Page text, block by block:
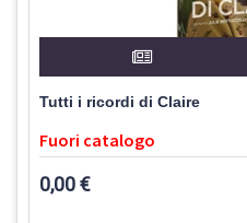
Tutti i ricordi di Claire
Fuori catalogo
0,00 €